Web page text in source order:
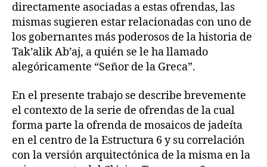
directamente asociadas a estas ofrendas, las
mismas sugieren estar relacionadas con uno de
los gobernantes más poderosos de la historia de
Tak’alik Ab’aj, a quién se le ha llamado
alegóricamente “Señor de la Greca”.
En el presente trabajo se describe brevemente
el contexto de la serie de ofrendas de la cual
forma parte la ofrenda de mosaicos de jadeíta
en el centro de la Estructura 6 y su correlación
con la versión arquitectónica de la misma en la